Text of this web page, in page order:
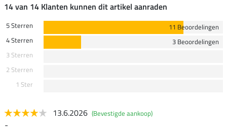
14 van 14 Klanten kunnen dit artikel aanraden
5 Sterren
11 Beoordelingen
4 Sterren
3 Beoordelingen
3 Sterren
2 Sterren
1 Ster
13.6.2026 (Bevestigde aankoop)
-